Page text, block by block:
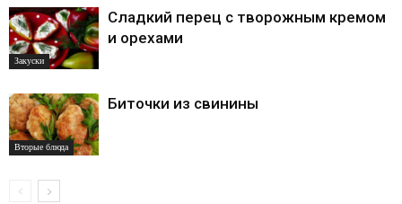
Закуски
Сладкий перец с творожным кремом
и орехами
Вторые блюда
Биточки из свинины